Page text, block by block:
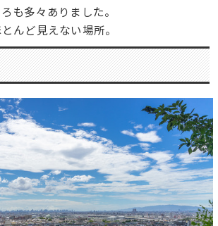
も多々ありました。
んど見えない場所。